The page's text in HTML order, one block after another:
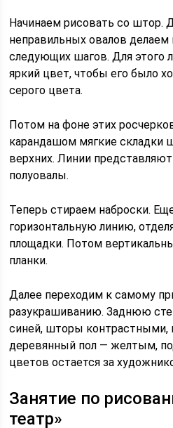
Начинаем рисовать со штор.
неправильных овалов делаем
следующих шагов. Для этого
яркий цвет, чтобы его было
серого цвета.
Потом на фоне этих
карандашом мягкие складки
верхних. Линии
полуовалы.
Теперь стираем наброски.
горизонтальную линию,
площадки. Потом
планки.
Далее переходим к самому
разукрашиванию. Заднюю
синей, шторы контрастными,
деревянный пол — желтым,
цветов остается за
Занятие по
театр»